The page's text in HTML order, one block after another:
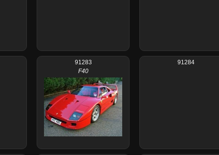
91283
F40
91284